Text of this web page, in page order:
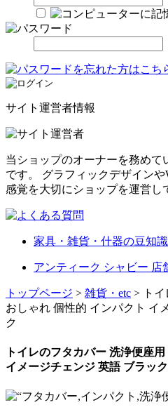
サイト運営者情報
当ショップのオーナーを務め
です。 グラフィックデザイン
感覚を大切にショップを運営し
家具・雑貨・什器の豆知識
アンティーク シャビー 店
トップページ > 雑貨・etc > トイ
おしゃれ 個性的 インパクト イ
ク
トイレのフタカバー 洗浄便座
イメージチェンジ 英語 ブラック